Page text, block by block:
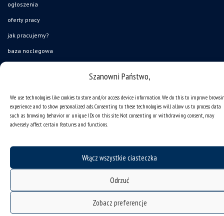
Szanowni Państwo,
We use technologies like cookies to store and/or access device information. We do this to improve
experience and to show personalized ads. Consenting to these technologies will allow us to process data
such as browsing behavior or unique IDs on this site. Not consenting or withdrawing consent, may
adversely affect certain features and functions.
Włącz wszystkie ciasteczka
Odrzuć
Zobacz preferencje
ogłoszenia
oferty pracy
jak pracujemy?
baza noclegowa
akty prawne UŚ
bezpieczeństwo w uczelni
obronność i bezpieczeństwo
Uniwersytet Śląski w Katowicach
ul. Bankowa 12, 40-007 Katowice